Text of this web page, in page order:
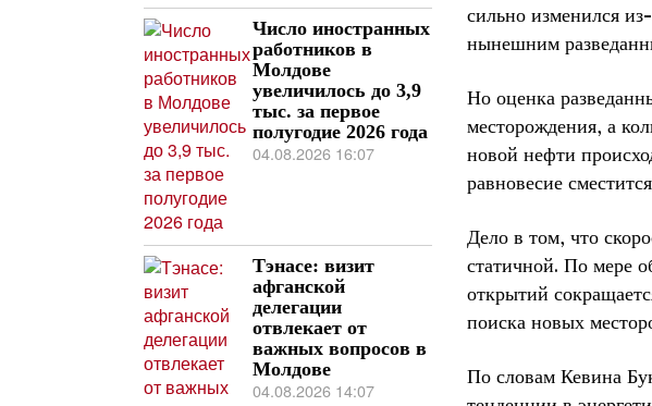
сильно изменился
нынешним
Но оценка
месторождения, а
новой нефти
равновесие
Дело в том, что
статичной. По мере
открытий
поиска новых
По словам Кевина
Число иностранных
работников в
Молдове
увеличилось до 3,9
тыс. за первое
полугодие 2026 года
04.08.2026 16:07
Тэнасе: визит
афганской
делегации
отвлекает от
важных вопросов в
Молдове
04.08.2026 14:07